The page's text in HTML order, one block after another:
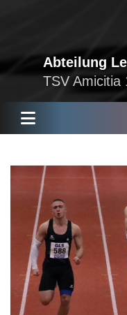
Abteilung
TSV Amicitia